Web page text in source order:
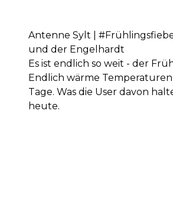
Antenne Sylt |
und der Engelhardt
Es ist endlich so weit - der
Endlich wärme
Tage. Was die User davon
heute.